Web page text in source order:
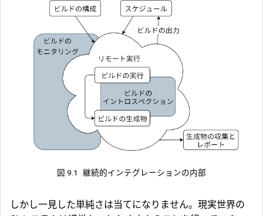
図 9.1 継続的インテグレーションの内部
しかし一見した単純さは当てになりません。現実世界の